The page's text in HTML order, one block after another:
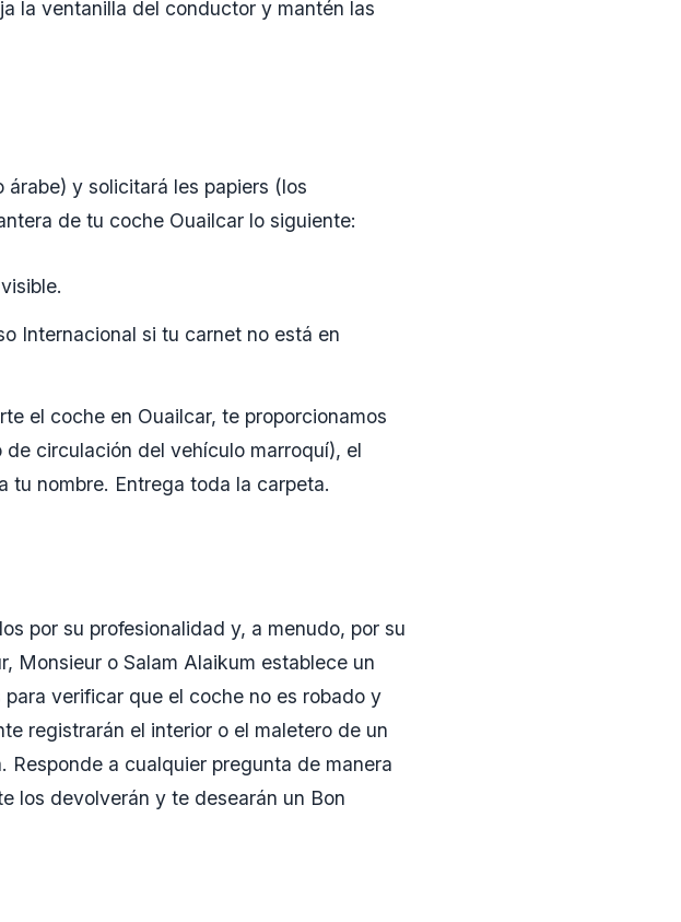
la ventanilla del conductor y mantén las
y solicitará les papiers (los
de tu coche Ouailcar lo siguiente:
Internacional si tu carnet no está en
el coche en Ouailcar, te proporcionamos
circulación del vehículo marroquí), el
nombre. Entrega toda la carpeta.
por su profesionalidad y, a menudo, por su
Monsieur o Salam Alaikum establece un
verificar que el coche no es robado y
registrarán el interior o el maletero de un
a cualquier pregunta de manera
los devolverán y te desearán un Bon